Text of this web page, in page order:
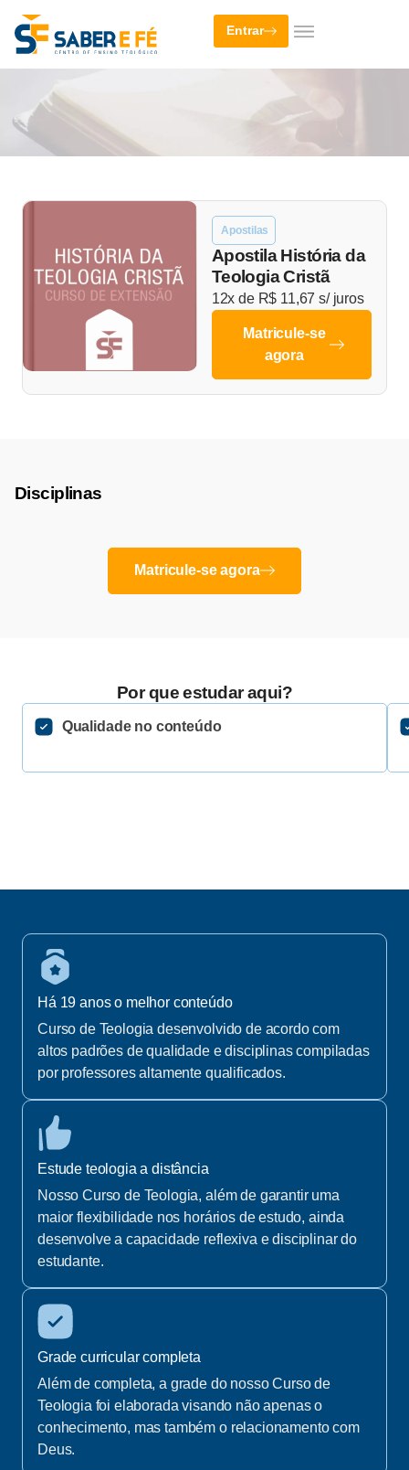
Entrar
Apostilas
Apostila História da
Teologia Cristã
12x de R$ 11,67 s/ juros
Matricule-se
agora
Disciplinas
Matricule-se agora
Por que estudar aqui?
Qualidade no conteúdo
Há 19 anos o melhor conteúdo
Curso de Teologia desenvolvido de acordo com
altos padrões de qualidade e disciplinas compiladas
por professores altamente qualificados.
Estude teologia a distância
Nosso Curso de Teologia, além de garantir uma
maior flexibilidade nos horários de estudo, ainda
desenvolve a capacidade reflexiva e disciplinar do
estudante.
Grade curricular completa
Além de completa, a grade do nosso Curso de
Teologia foi elaborada visando não apenas o
conhecimento, mas também o relacionamento com
Deus.